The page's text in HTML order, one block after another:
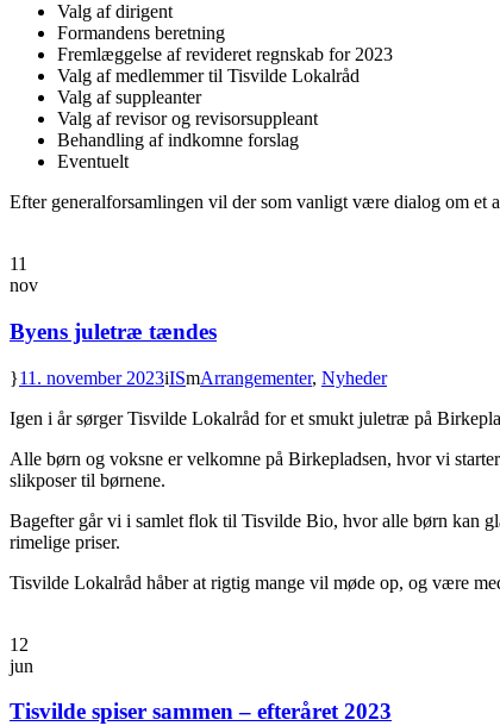
Valg af dirigent
Formandens beretning
Fremlæggelse af revideret regnskab for 2023
Valg af medlemmer til Tisvilde Lokalråd
Valg af suppleanter
Valg af revisor og revisorsuppleant
Behandling af indkomne forslag
Eventuelt
Efter generalforsamlingen vil der som vanligt være dialog om et
11
nov
Byens juletræ tændes
11. november 2023 IS Arrangementer, Nyheder
Igen i år sørger Tisvilde Lokalråd for et smukt juletræ på
Alle børn og voksne er velkomne på Birkepladsen, hvor vi
slikposer til børnene.
Bagefter går vi i samlet flok til Tisvilde Bio, hvor alle børn kan
rimelige priser.
Tisvilde Lokalråd håber at rigtig mange vil møde op, og være
12
jun
Tisvilde spiser sammen – efteråret 2023